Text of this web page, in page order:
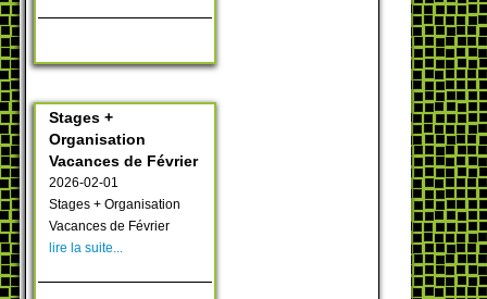
Stages +
Organisation
Vacances de Février
2026-02-01
Stages + Organisation
Vacances de Février
lire la suite...